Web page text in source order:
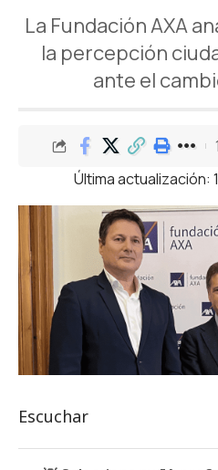
La Fundación AXA
la percepción
ante el
Última actualización:
Escuchar